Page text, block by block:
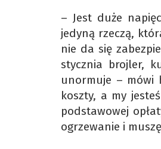
– Jest duże
jedyną rzeczą,
nie da się
stycznia brojler,
unormuje – mówi
koszty, a my
podstawowej
ogrzewanie i